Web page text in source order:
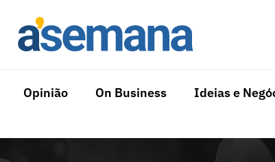
Opinião On Business Ideias e